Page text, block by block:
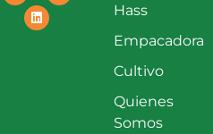
Hass
Empacadora
Cultivo
Quienes
Somos